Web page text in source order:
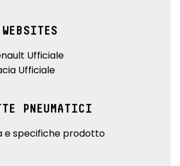
Ufficiale
Ufficiale
PNEUMATICI
e specifiche prodotto